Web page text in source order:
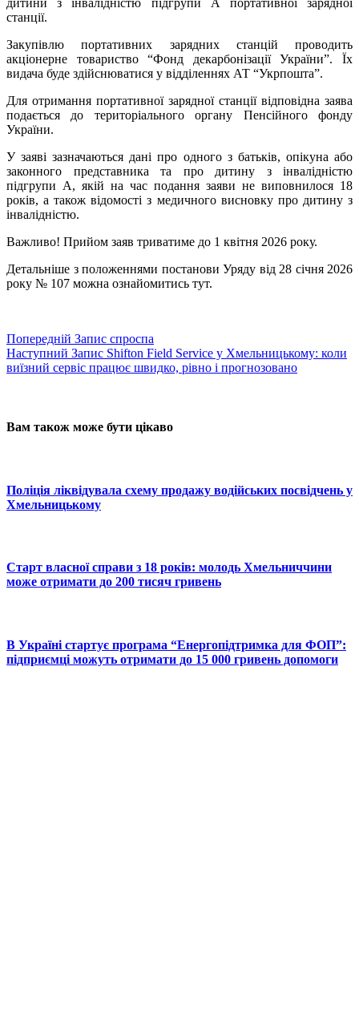
станції.
Закупівлю портативних зарядних станцій проводить
акціонерне товариство “Фонд декарбонізації України”. Їх
видача буде здійснюватися у відділеннях АТ “Укрпошта”.
Для отримання портативної зарядної станції відповідна заява
подається до територіального органу Пенсійного фонду
України.
У заяві зазначаються дані про одного з батьків, опікуна або
законного представника та про дитину з інвалідністю
підгрупи А, якій на час подання заяви не виповнилося 18
років, а також відомості з медичного висновку про дитину з
інвалідністю.
Важливо! Прийом заяв триватиме до 1 квітня 2026 року.
Детальніше з положеннями постанови Уряду від 28 січня 2026
року № 107 можна ознайомитись тут.
Попередній Запис спроспа
Наступний Запис Shifton Field Service у Хмельницькому: коли
виїзний сервіс працює швидко, рівно і прогнозовано
Вам також може бути цікаво
Поліція ліквідувала схему продажу водійських посвідчень у
Хмельницькому
Старт власної справи з 18 років: молодь Хмельниччини
може отримати до 200 тисяч гривень
В Україні стартує програма “Енергопідтримка для ФОП”:
підприємці можуть отримати до 15 000 гривень допомоги